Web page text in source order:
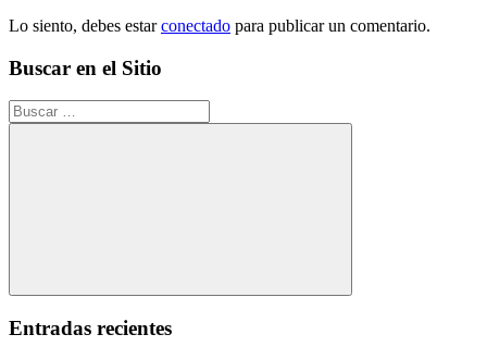
Lo siento, debes estarconectado para publicar un comentario.
Buscar en el Sitio
Buscar:
Buscar
Entradas recientes